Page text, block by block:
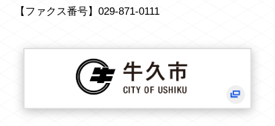
【ファクス番号】 029-871-0111